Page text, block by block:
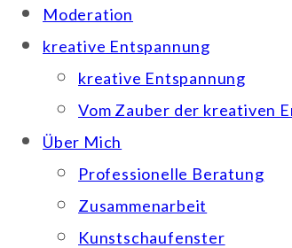
Moderation
kreative Entspannung
kreative Entspannung
Vom Zauber der kreativen
Über Mich
Professionelle Beratung
Zusammenarbeit
Kunstschaufenster